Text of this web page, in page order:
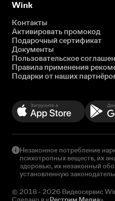
Wink
Контакты
Активировать промокод
Подарочный сертификат
Документы
Пользовательское
Правила применения
Подарки от наших
Незаконное потребление
психотропных веществ, их
здоровью, их незаконный
установленную
© 2018 - 2026 Видеосервис